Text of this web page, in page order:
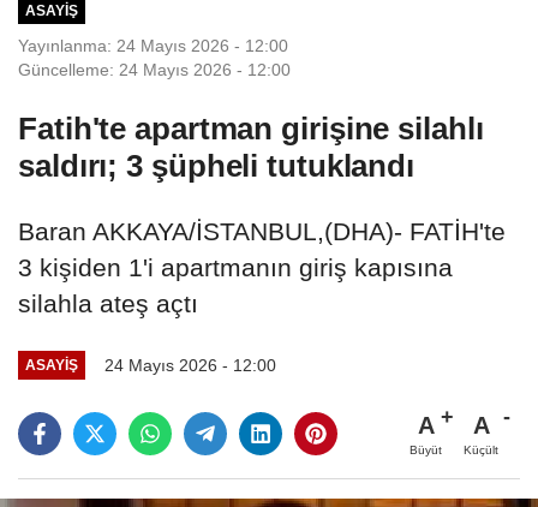
ASAYIŞ
Yayınlanma: 24 Mayıs 2026 - 12:00
Güncelleme: 24 Mayıs 2026 - 12:00
Fatih'te apartman girişine silahlı
saldırı; 3 şüpheli tutuklandı
Baran AKKAYA/İSTANBUL,(DHA)- FATİH'te
3 kişiden 1'i apartmanın giriş kapısına
silahla ateş açtı
ASAYIŞ 24 Mayıs 2026 - 12:00
A
Büyüt
A
Küçült